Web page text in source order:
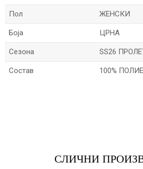
Пол ЖЕНСКИ
Боја ЦРНА
Сезона SS26
Состав 100%
СЛИЧНИ